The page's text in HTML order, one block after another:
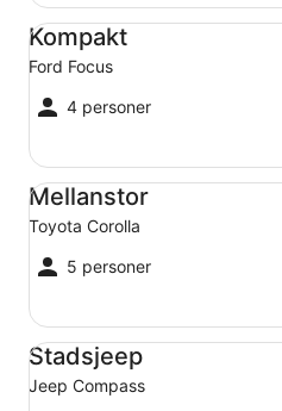
Kompakt
Ford Focus
4 personer
Kompakt Ford Focus
Mellanstor
Toyota Corolla
5 personer
Mellanstor Toyota Corolla
Stadsjeep
Jeep Compass
Stadsjeep Jeep Compass